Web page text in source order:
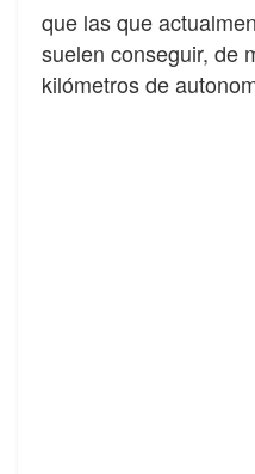
que las que
suelen conseguir, de
kilómetros de